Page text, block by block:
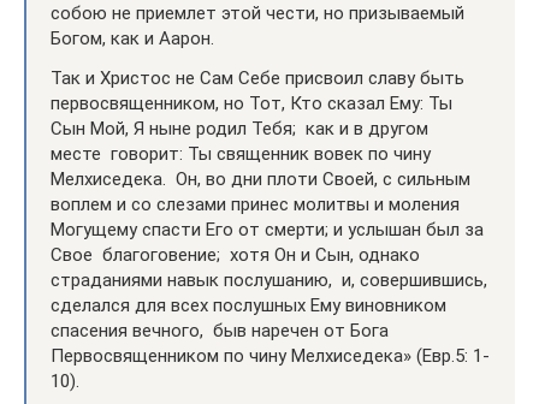
собою не приемлет этой чести, но призываемый
Богом, как и Аарон.
Так и Христос не Сам Себе присвоил славу быть
первосвященником, но Тот, Кто сказал Ему: Ты
Сын Мой, Я ныне родил Тебя; как и в другом
месте говорит: Ты священник вовек по чину
Мелхиседека. Он, во дни плоти Своей, с сильным
воплем и со слезами принес молитвы и моления
Могущему спасти Его от смерти; и услышан был за
Свое благоговение; хотя Он и Сын, однако
страданиями навык послушанию, и, совершившись,
сделался для всех послушных Ему виновником
спасения вечного, быв наречен от Бога
Первосвященником по чину Мелхиседека» (Евр.5: 1-
10).